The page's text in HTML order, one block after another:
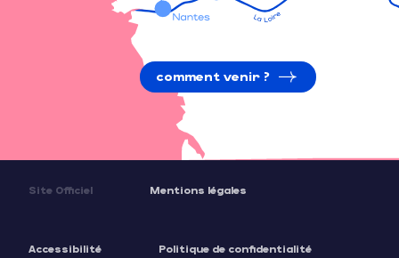
comment venir ?
Site Officiel Mentions légales
Accessibilité Politique de confidentialité